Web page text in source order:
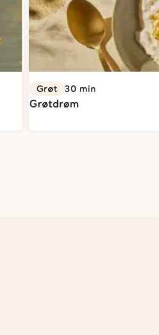
Grøt 30 min
Grøtdrøm